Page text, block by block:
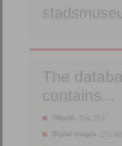
The
contains...
Objects 516 253.
Digital images 275